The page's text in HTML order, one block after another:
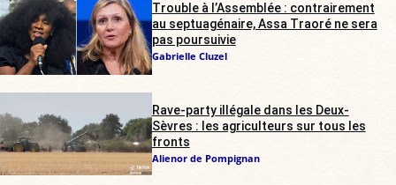
Trouble à l’Assemblée : contrairement
au septuagénaire, Assa Traoré ne sera
pas poursuivie
Gabrielle Cluzel
Rave-party illégale dans les Deux-
Sèvres : les agriculteurs sur tous les
fronts
Alienor de Pompignan